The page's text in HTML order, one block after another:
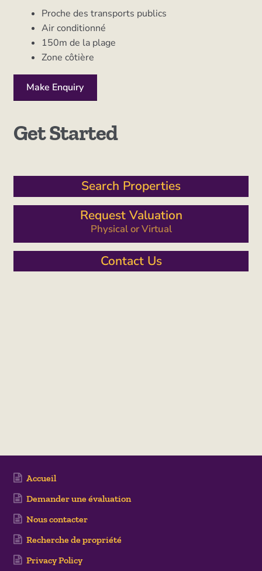
Proche des transports publics
Air conditionné
150m de la plage
Zone côtière
Make Enquiry
Get Started
Search Properties
Request Valuation
Physical or Virtual
Contact Us
Accueil
Demander une évaluation
Nous contacter
Recherche de propriété
Privacy Policy